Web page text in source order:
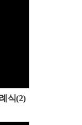
식(2)